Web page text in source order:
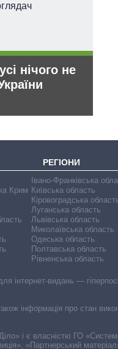
нічого не
РЕГІОНИ
Крим
Івано-Франківська
Київська область
Кіровоградська
Луганська область
Львівська область
Миколаївська область
Одеська область
Полтавська область
Рівненська область
інтернет-видань —
інформація про стан
і є власністю ГО
«Партнерський